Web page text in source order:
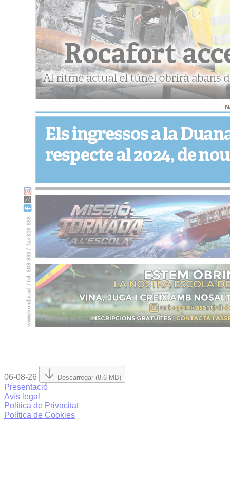
06-08-26 Descarregar (8.6 MB)
Presentació
Avís legal
Política de Privacitat
Política de Cookies